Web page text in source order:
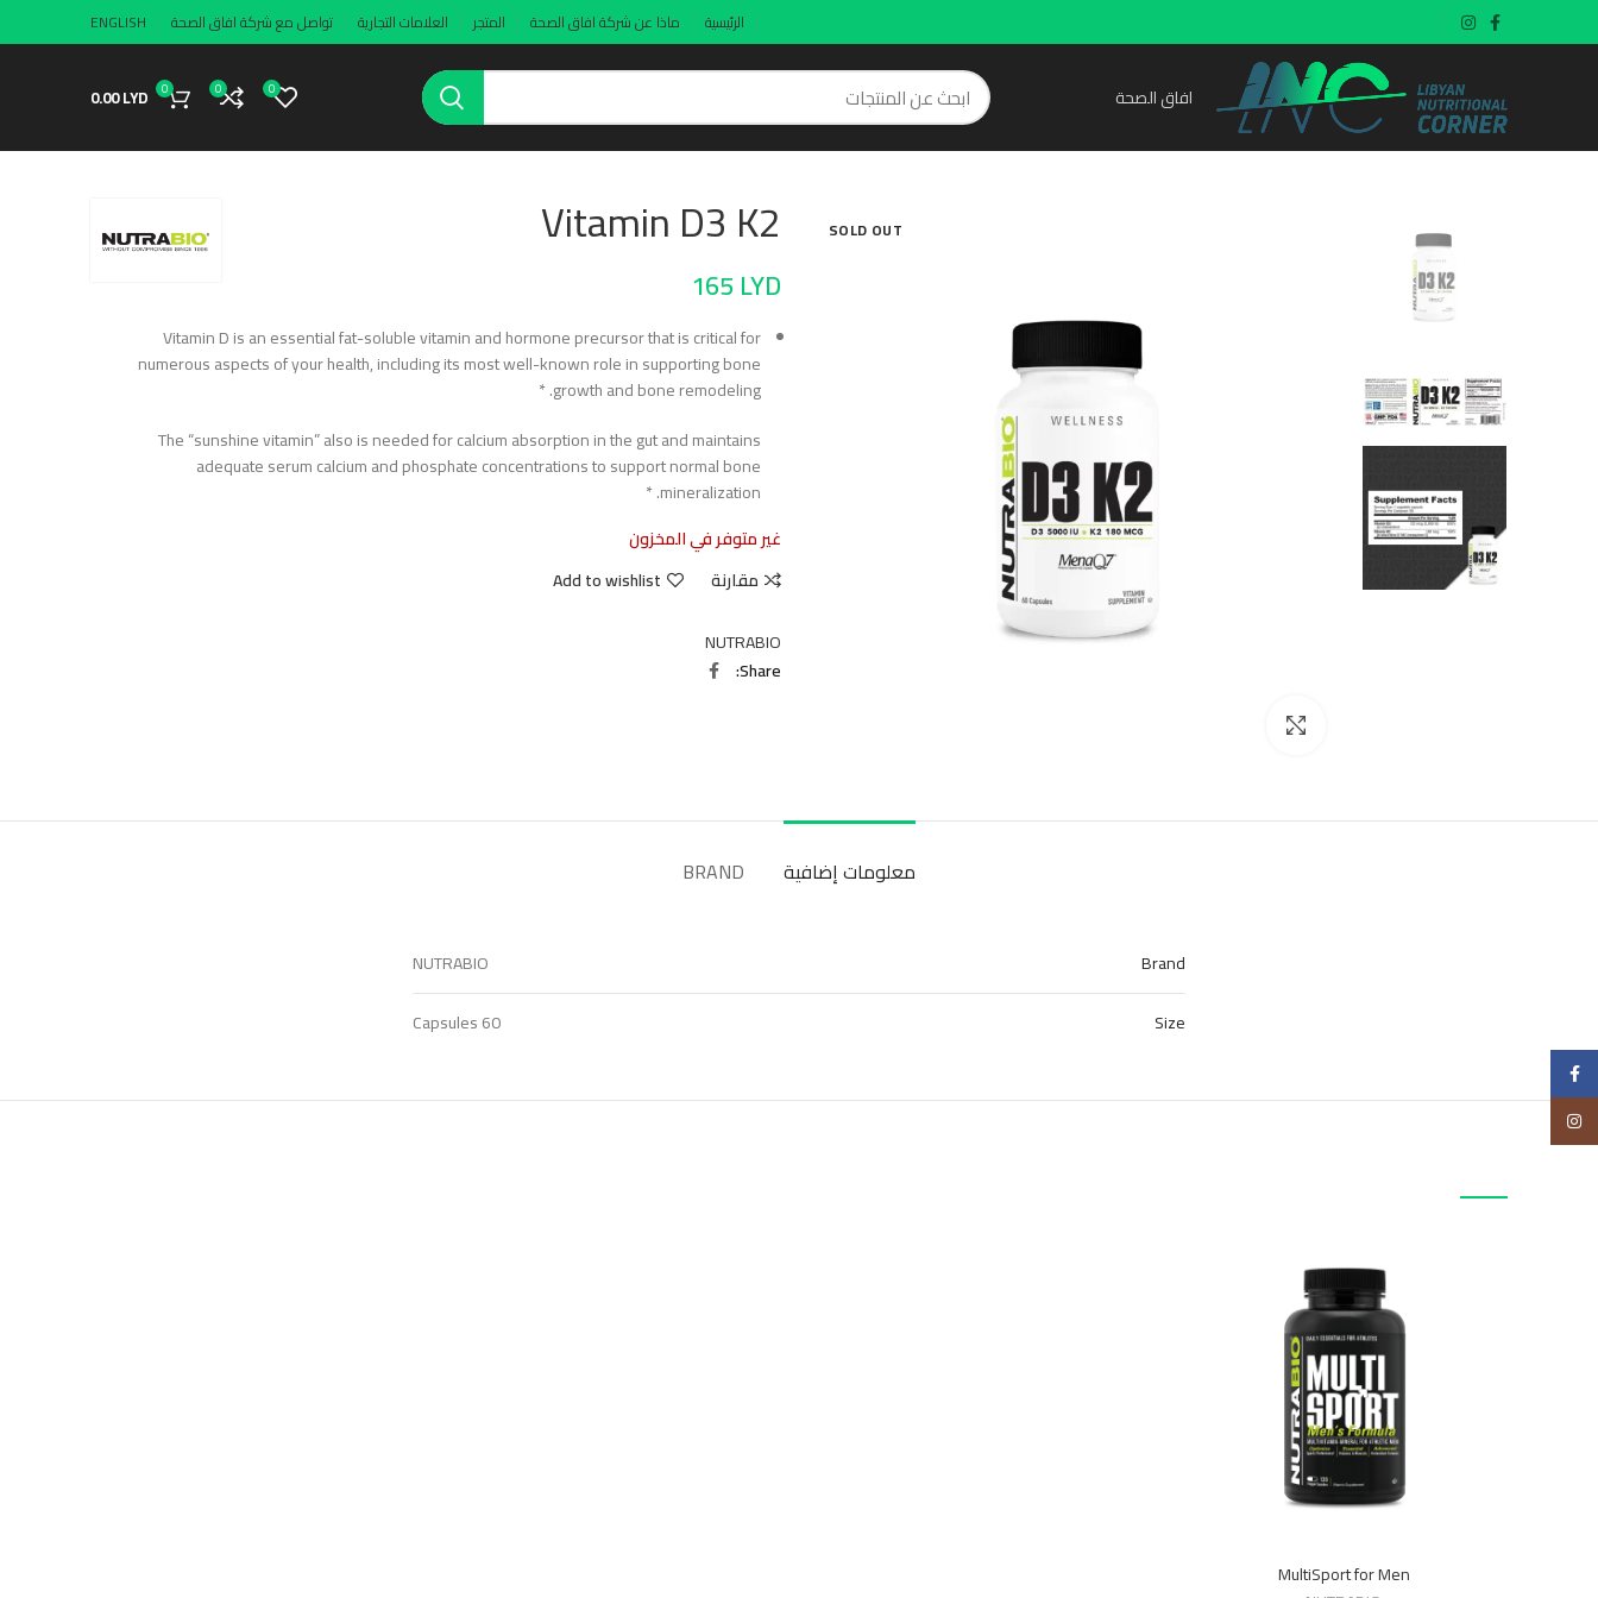
الرئيسية ماذا عن شركة افاق الصحة المتجر العلامات التجارية تواصل مع شركة افاق الصحة ENGLISH
افاق الصحة 0
0
0
0.00LYD
SOLD OUT
Vitamin D3 K2
165LYD
Vitamin D is an essential fat-soluble vitamin and hormone precursor that is critical for
numerous aspects of your health, including its most well-known role in supporting bone
growth and bone remodeling. *
The “sunshine vitamin” also is needed for calcium absorption in the gut and maintains
adequate serum calcium and phosphate concentrations to support normal bone
mineralization. *
غير متوفر في المخزون
مقارنة
Add to wishlist
NUTRABIO
Share
معلومات إضافية BRAND
Brand
NUTRABIO
Size
60 Capsules
MultiSport for Men